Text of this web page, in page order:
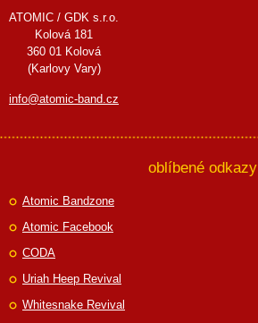
ATOMIC / GDK s.r.o.
Kolová 181
360 01 Kolová
(Karlovy Vary)
info@atomic-band.cz
oblíbené odkazy
Atomic Bandzone
Atomic Facebook
CODA
Uriah Heep Revival
Whitesnake Revival